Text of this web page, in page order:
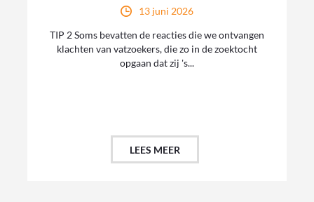
13 juni 2026
TIP 2 Soms bevatten de reacties die we ontvangen
klachten van vatzoekers, die zo in de zoektocht
opgaan dat zij 's...
LEES MEER